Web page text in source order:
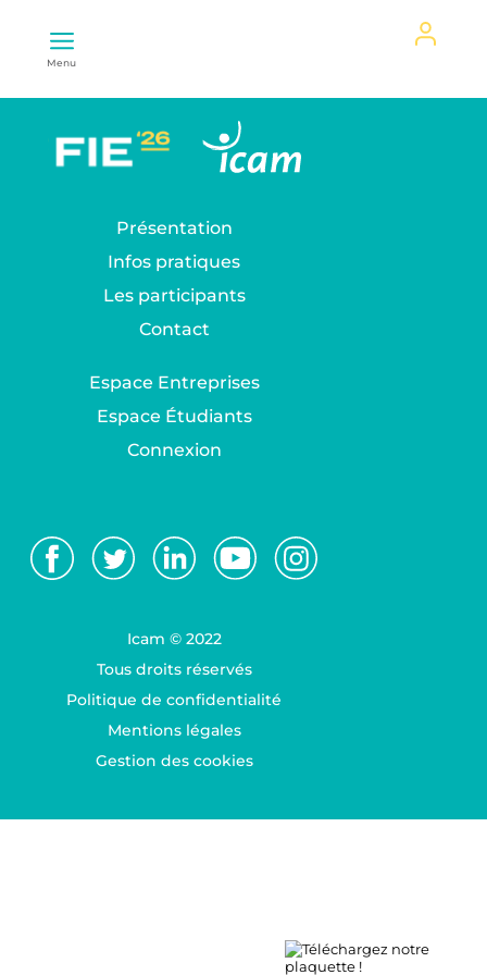
Menu
Présentation
Infos pratiques
Les participants
Contact
Espace Entreprises
Espace Étudiants
Connexion
Icam © 2022
Tous droits réservés
Politique de confidentialité
Mentions légales
Gestion des cookies